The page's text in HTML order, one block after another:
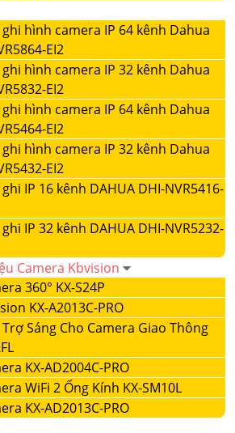
hình camera IP 64 kênh Dahua
EI2
hình camera IP 32 kênh Dahua
EI2
hình camera IP 64 kênh Dahua
EI2
hình camera IP 32 kênh Dahua
EI2
IP 16 kênh DAHUA DHI-NVR5416-
IP 32 kênh DAHUA DHI-NVR5232-
Camera Kbvision
360° KX-S24P
KX-A2013C-PRO
Sáng Cho Camera Giao Thông
KX-AD2004C-PRO
WiFi 2 Ống Kính KX-SM10L
KX-AD2013C-PRO